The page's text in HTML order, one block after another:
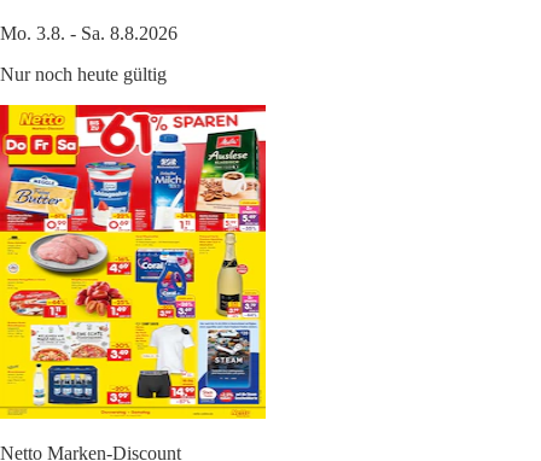
Mo. 3.8. - Sa. 8.8.2026
Nur noch heute gültig
Netto Marken-Discount